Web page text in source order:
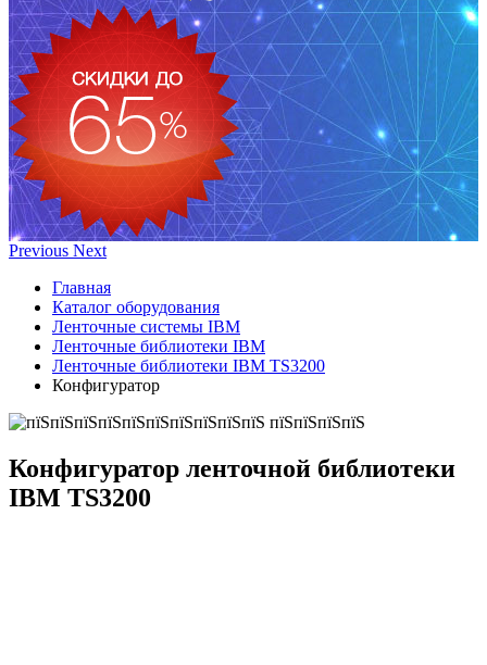
Previous Next
Главная
Каталог оборудования
Ленточные системы IBM
Ленточные библиотеки IBM
Ленточные библиотеки IBM TS3200
Конфигуратор
Конфигуратор ленточной библиотеки
IBM TS3200